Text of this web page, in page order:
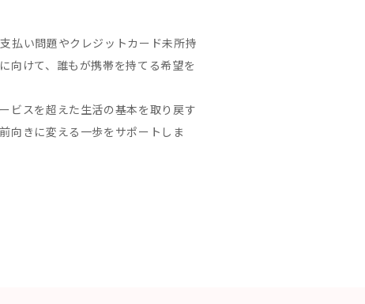
払い問題やクレジットカード未所持
向けて、誰もが携帯を持てる希望を
ビスを超えた生活の基本を取り戻す
向きに変える一歩をサポートしま